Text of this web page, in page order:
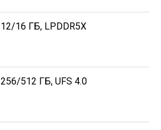
12/16 ГБ, LPDDR5X
256/512 ГБ, UFS 4.0